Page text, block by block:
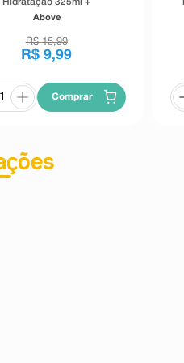
Above Hair Care
Hidratação 200ml
Above
R$ 15,99
R$ 9,99
Comprar